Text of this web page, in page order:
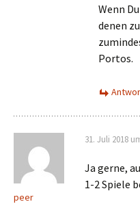
Wenn
denen
Portos.
peer
31. Juli 2018
Ja gerne,
1-2 Spiele